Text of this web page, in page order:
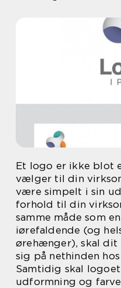
Et logo er ikke blot
vælger til din
være simpelt i sin
forhold til din
samme måde som
iørefaldende (og
ørehænger), skal
sig på nethinden
Samtidig skal
udformning og